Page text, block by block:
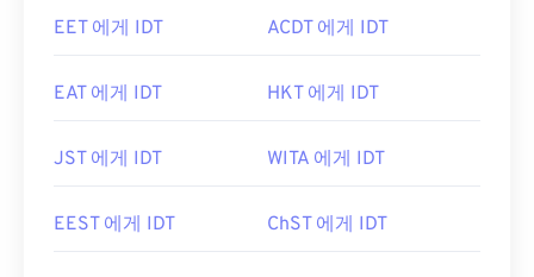
EET 에게 IDT ACDT 에게 IDT
EAT 에게 IDT HKT 에게 IDT
JST 에게 IDT WITA 에게 IDT
EEST 에게 IDT ChST 에게 IDT